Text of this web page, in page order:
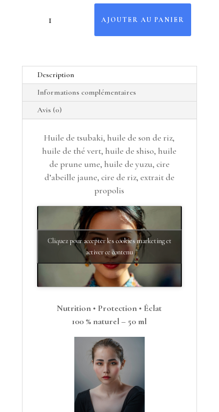
quantité de Baume Mystique Impérial
AJOUTER AU PANIER
Description
Informations complémentaires
Avis (0)
Huile de tsubaki, huile de son de riz,
huile de thé vert, huile de shiso, huile
de prune ume, huile de yuzu, cire
d’abeille jaune, cire de riz, extrait de
propolis
Cliquez pour accepter les cookies marketing et
activer ce contenu
Nutrition • Protection • Éclat
100 % naturel – 50 ml